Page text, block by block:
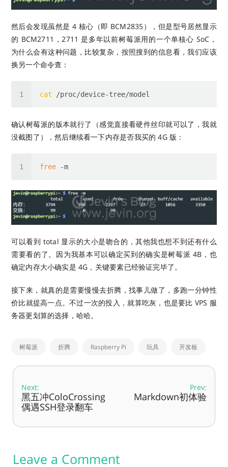
然后会发现虽然是 4 核心（即 BCM2835），但是型号居然显示
的 BCM2711，2711 是多年以前树莓派用的一个单核心 SoC，
为什么会有这种问题，比较复杂，按照搜到的信息看，我们应该
换另一个命令查：
cat
确认树莓派的版本就行了（感觉直接看硬件丝印就可以了，我就
没截图了），然后继续看一下内存是否我买的 4G 版：
free
可以看到 total 显示的大小是吻合的，其他我也想不到还有什么
需要看的了。因为我基本可以确定买到的确实是树莓派 4B，也
确定内存大小确实是 4G，关键要素已经验证完毕了。
接下来，就真的是需要慢慢去折腾，找事儿做了，多跑一分钟性
价比就提高一点。不过一次的投入，就算吃灰，也是要比 VPS 服
务器更划算的选择，哈哈。
树莓派 折腾 Raspberry Pi 玩具 开发板
Next:
黑五冲ColoCrossing
偶遇SSH登录翻车
Prev:
Markdown初体验
Leave a Comment